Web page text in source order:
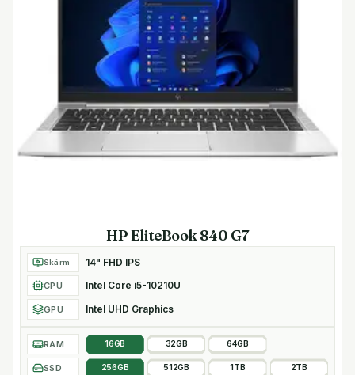
- 720p HD-webbkamera med infraröd-sensor för
Windows Hello
- Fingeravtrycksläsare
- Smart Card-läsare
- Pekplatta med multitouch-kapacitet
- Noble Wedge-säkerhetslås
- TPM 2.0-säkerhetschip
- Dell ExpressCharge laddar upp till 80%
batterikapacitet under en timme
HP EliteBook 840 G7
Skärm 14" FHD IPS
CPU Intel Core i5-10210U
GPU Intel UHD Graphics
RAM 16GB 32GB 64GB
SSD 256GB 512GB 1TB 2TB